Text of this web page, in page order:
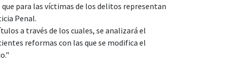
para las víctimas de los delitos representan
Penal.
a través de los cuales, se analizará el
reformas con las que se modifica el